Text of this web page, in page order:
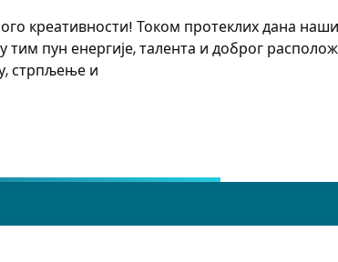
креативности! Током протеклих дана
пун енергије, талента и доброг
стрпљење и